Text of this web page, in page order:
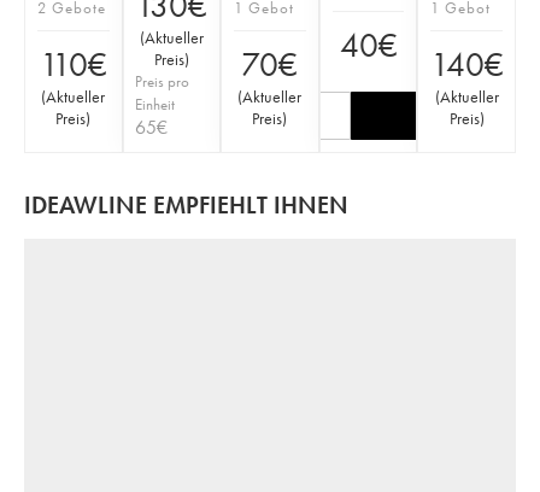
2 Gebote
110€
(Aktueller
Preis)
(Aktueller
Preis)
Preis pro
Einheit
65€
1 Gebot
70€
(Aktueller
Preis)
40€
1 Gebot
140€
(Aktueller
Preis)
IDEAWLINE EMPFIEHLT IHNEN